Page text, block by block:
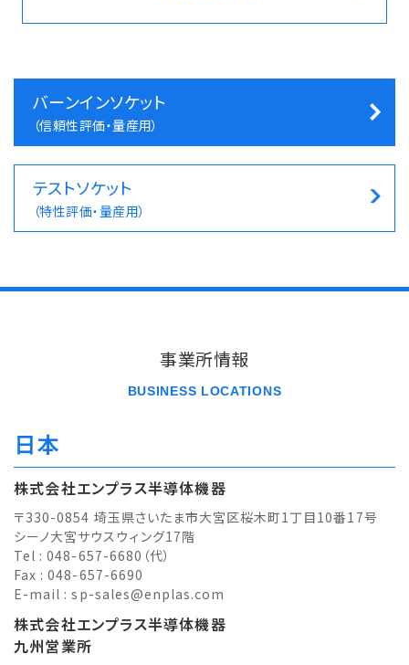
バーンインソケット
（信頼性評価・量産用）
テストソケット
（特性評価・量産用）
事業所情報
BUSINESS LOCATIONS
日本
株式会社エンプラス半導体機器
〒330-0854 埼玉県さいたま市大宮区桜木町1丁目10番17号
シーノ大宮サウスウィング17階
Tel : 048-657-6680（代）
Fax : 048-657-6690
E-mail :sp-sales@enplas.com
株式会社エンプラス半導体機器
九州営業所